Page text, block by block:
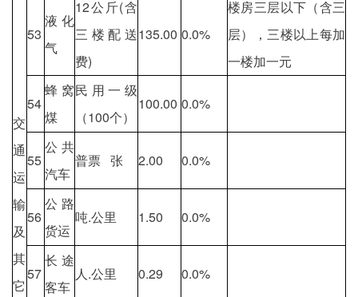
交
通
运
输
及
其
它
53
液化
气
12公斤(含
三楼配送
费)
135.00 0.0%
楼房三层以下（含三
层），三楼以上每加
一楼加一元
54
蜂窝
煤
民用一级
（100个）
100.00 0.0%
55
公共
汽车
普票 张 2.00 0.0%
56
公路
货运
吨.公里 1.50 0.0%
57
长途
客车
人.公里 0.29 0.0%